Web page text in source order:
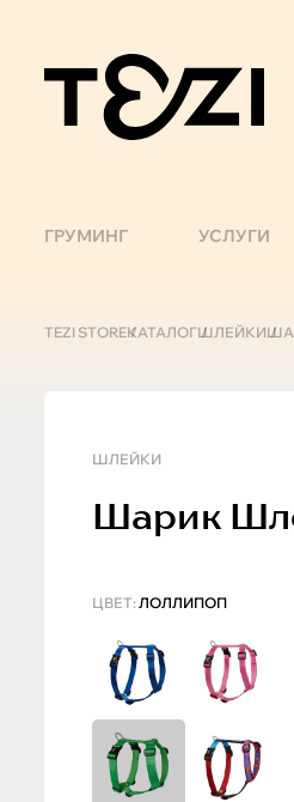
ГРУМИНГ УСЛУГИ
TEZI STOREКАТАЛОГШЛЕЙКИ
ШЛЕЙКИ
Шарик
ЦВЕТ: ЛОЛЛИПОП